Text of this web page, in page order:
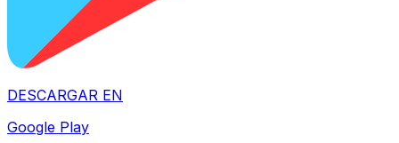
DESCARGAR EN
Google Play